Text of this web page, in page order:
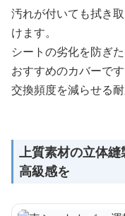
汚れが付いても拭き
けます。
シートの劣化を防ぎ
おすすめのカバーです
交換頻度を減らせる
上質素材の立体
高級感を